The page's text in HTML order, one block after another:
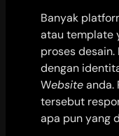
Banyak
atau template
proses
dengan
Websiteanda.
tersebut
apa pun yang